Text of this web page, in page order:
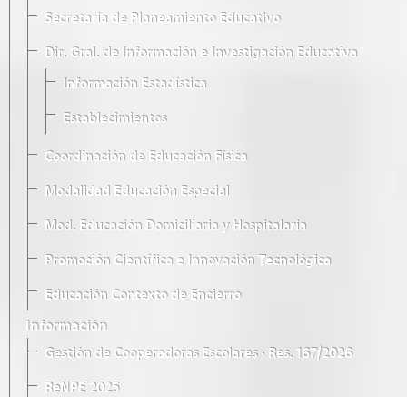
Secretaría de Planeamiento Educativo
Dir. Gral. de Información e Investigación Educativa
Información Estadística
Establecimientos
Coordinación de Educación Física
Modalidad Educación Especial
Mod. Educación Domiciliaria y Hospitalaria
Promoción Científica e Innovación Tecnológica
Educación Contexto de Encierro
Información
Gestión de Cooperadoras Escolares · Res. 167/2026
ReNPE 2025